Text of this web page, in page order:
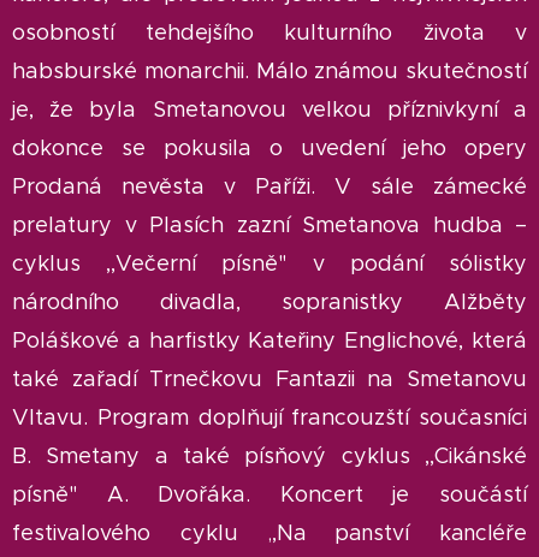
osobností tehdejšího kulturního života v
habsburské monarchii. Málo známou skutečností
je, že byla Smetanovou velkou příznivkyní a
dokonce se pokusila o uvedení jeho opery
Prodaná nevěsta v Paříži. V sále zámecké
prelatury v Plasích zazní Smetanova hudba –
cyklus ,,Večerní písně" v podání sólistky
národního divadla, sopranistky Alžběty
Poláškové a harfistky Kateřiny Englichové, která
také zařadí Trnečkovu Fantazii na Smetanovu
Vltavu. Program doplňují francouzští současníci
B. Smetany a také písňový cyklus ,,Cikánské
písně" A. Dvořáka. Koncert je součástí
festivalového cyklu ,,Na panství kancléře